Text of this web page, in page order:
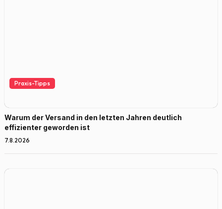
Praxis-Tipps
Warum der Versand in den letzten Jahren deutlich
effizienter geworden ist
7.8.2026